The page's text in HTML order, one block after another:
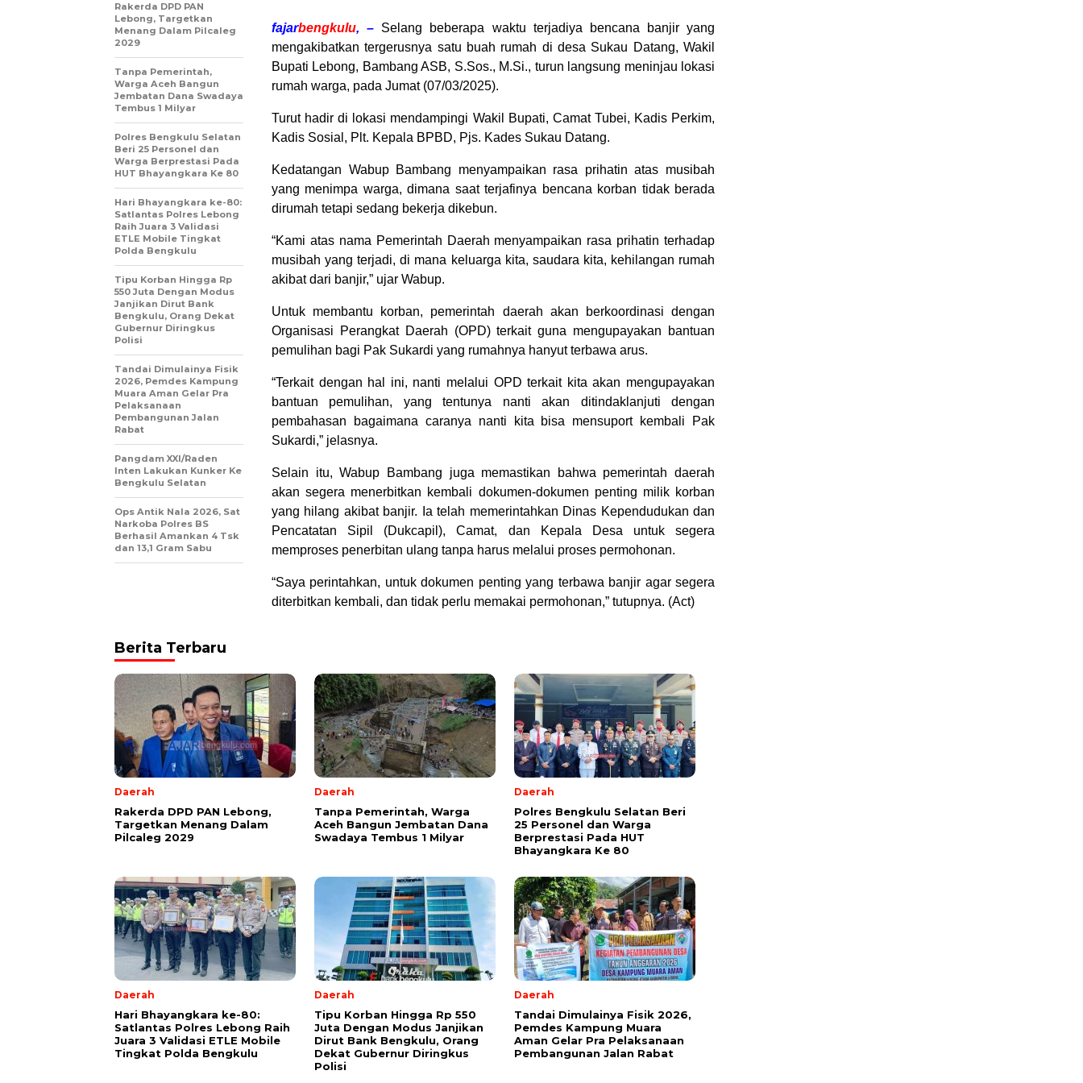
fajarbengkulu, – Selang beberapa waktu terjadiya bencana banjir yang
mengakibatkan tergerusnya satu buah rumah di desa Sukau Datang, Wakil
Bupati Lebong, Bambang ASB, S.Sos., M.Si., turun langsung meninjau lokasi
rumah warga, pada Jumat (07/03/2025).
Turut hadir di lokasi mendampingi Wakil Bupati, Camat Tubei, Kadis Perkim,
Kadis Sosial, Plt. Kepala BPBD, Pjs. Kades Sukau Datang.
Kedatangan Wabup Bambang menyampaikan rasa prihatin atas musibah
yang menimpa warga, dimana saat terjafinya bencana korban tidak berada
dirumah tetapi sedang bekerja dikebun.
“Kami atas nama Pemerintah Daerah menyampaikan rasa prihatin terhadap
musibah yang terjadi, di mana keluarga kita, saudara kita, kehilangan rumah
akibat dari banjir,” ujar Wabup.
Untuk membantu korban, pemerintah daerah akan berkoordinasi dengan
Organisasi Perangkat Daerah (OPD) terkait guna mengupayakan bantuan
pemulihan bagi Pak Sukardi yang rumahnya hanyut terbawa arus.
“Terkait dengan hal ini, nanti melalui OPD terkait kita akan mengupayakan
bantuan pemulihan, yang tentunya nanti akan ditindaklanjuti dengan
pembahasan bagaimana caranya nanti kita bisa mensuport kembali Pak
Sukardi,” jelasnya.
Selain itu, Wabup Bambang juga memastikan bahwa pemerintah daerah
akan segera menerbitkan kembali dokumen-dokumen penting milik korban
yang hilang akibat banjir. Ia telah memerintahkan Dinas Kependudukan dan
Pencatatan Sipil (Dukcapil), Camat, dan Kepala Desa untuk segera
memproses penerbitan ulang tanpa harus melalui proses permohonan.
“Saya perintahkan, untuk dokumen penting yang terbawa banjir agar segera
diterbitkan kembali, dan tidak perlu memakai permohonan,” tutupnya. (Act)
Rakerda DPD PAN
Lebong, Targetkan
Menang Dalam Pilcaleg
2029
Tanpa Pemerintah,
Warga Aceh Bangun
Jembatan Dana Swadaya
Tembus 1 Milyar
Polres Bengkulu Selatan
Beri 25 Personel dan
Warga Berprestasi Pada
HUT Bhayangkara Ke 80
Hari Bhayangkara ke-80:
Satlantas Polres Lebong
Raih Juara 3 Validasi
ETLE Mobile Tingkat
Polda Bengkulu
Tipu Korban Hingga Rp
550 Juta Dengan Modus
Janjikan Dirut Bank
Bengkulu, Orang Dekat
Gubernur Diringkus
Polisi
Tandai Dimulainya Fisik
2026, Pemdes Kampung
Muara Aman Gelar Pra
Pelaksanaan
Pembangunan Jalan
Rabat
Pangdam XXI/Raden
Inten Lakukan Kunker Ke
Bengkulu Selatan
Ops Antik Nala 2026, Sat
Narkoba Polres BS
Berhasil Amankan 4 Tsk
dan 13,1 Gram Sabu
Berita Terbaru
Daerah
Rakerda DPD PAN Lebong,
Targetkan Menang Dalam
Pilcaleg 2029
Daerah
Tanpa Pemerintah, Warga
Aceh Bangun Jembatan Dana
Swadaya Tembus 1 Milyar
Daerah
Polres Bengkulu Selatan Beri
25 Personel dan Warga
Berprestasi Pada HUT
Bhayangkara Ke 80
Daerah
Hari Bhayangkara ke-80:
Satlantas Polres Lebong Raih
Juara 3 Validasi ETLE Mobile
Tingkat Polda Bengkulu
Daerah
Tipu Korban Hingga Rp 550
Juta Dengan Modus Janjikan
Dirut Bank Bengkulu, Orang
Dekat Gubernur Diringkus
Polisi
Daerah
Tandai Dimulainya Fisik 2026,
Pemdes Kampung Muara
Aman Gelar Pra Pelaksanaan
Pembangunan Jalan Rabat